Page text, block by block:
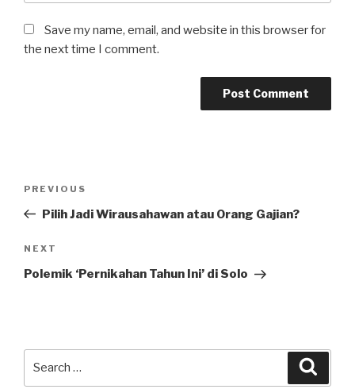
Save my name, email, and website in this browser for
the next time I comment.
Previous
Post
PREVIOUS
Pilih Jadi Wirausahawan atau Orang Gajian?
Next
Post
NEXT
Polemik ‘Pernikahan Tahun Ini’ di Solo